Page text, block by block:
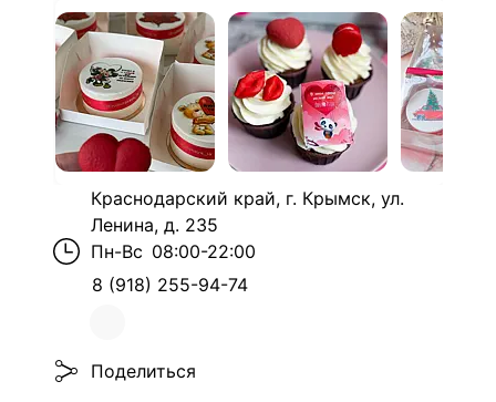
Краснодарский край, г. Крымск, ул.
Ленина, д. 235
Пн-Вс 08:00-22:00
8 (918) 255-94-74
Поделиться